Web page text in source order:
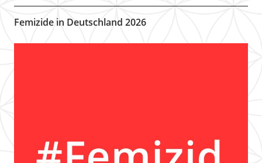
Femizide in Deutschland 2026